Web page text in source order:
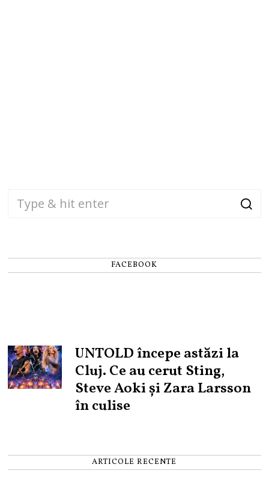
FACEBOOK
UNTOLD începe astăzi la
Cluj. Ce au cerut Sting,
Steve Aoki și Zara Larsson
în culise
ARTICOLE RECENTE